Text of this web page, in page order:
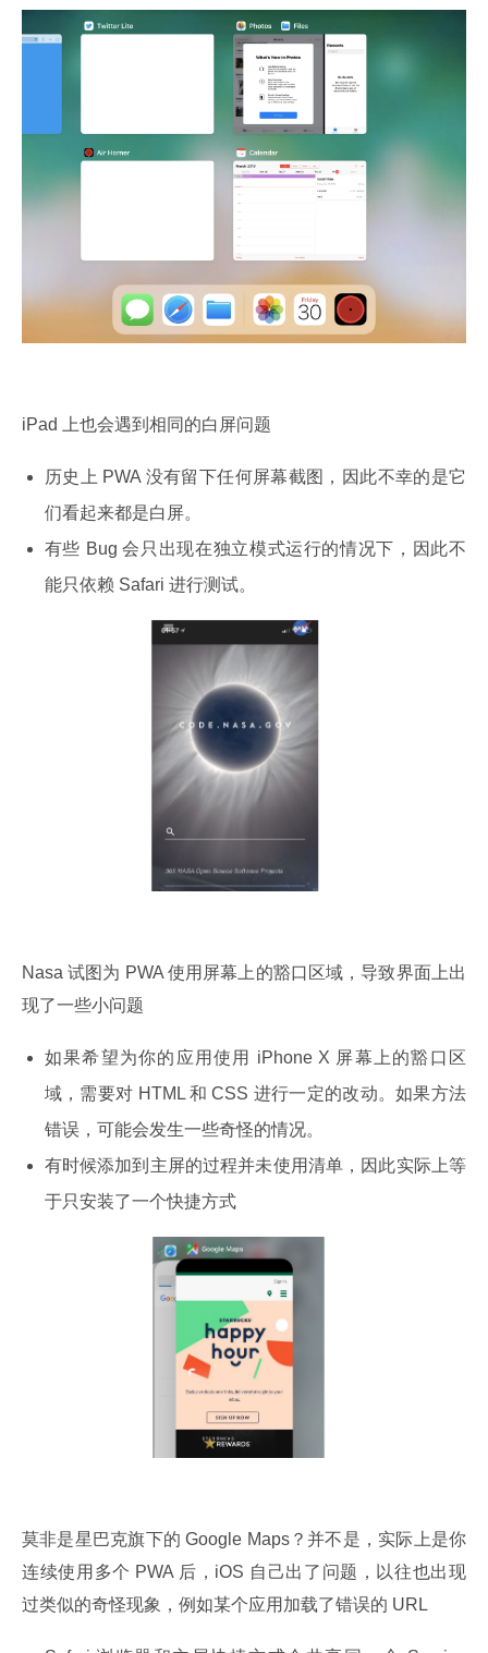
iPad 上也会遇到相同的白屏问题
历史上 PWA 没有留下任何屏幕截图，因此不幸的是它
们看起来都是白屏。
有些 Bug 会只出现在独立模式运行的情况下，因此不
能只依赖 Safari 进行测试。
Nasa 试图为 PWA 使用屏幕上的豁口区域，导致界面上出
现了一些小问题
如果希望为你的应用使用 iPhone X 屏幕上的豁口区
域，需要对 HTML 和 CSS 进行一定的改动。如果方法
错误，可能会发生一些奇怪的情况。
有时候添加到主屏的过程并未使用清单，因此实际上等
于只安装了一个快捷方式
莫非是星巴克旗下的 Google Maps？并不是，实际上是你
连续使用多个 PWA 后，iOS 自己出了问题，以往也出现
过类似的奇怪现象，例如某个应用加载了错误的 URL